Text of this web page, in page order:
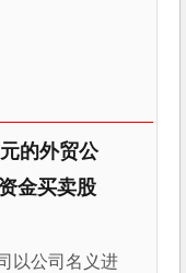
的外贸公
金买卖股
以公司名义进